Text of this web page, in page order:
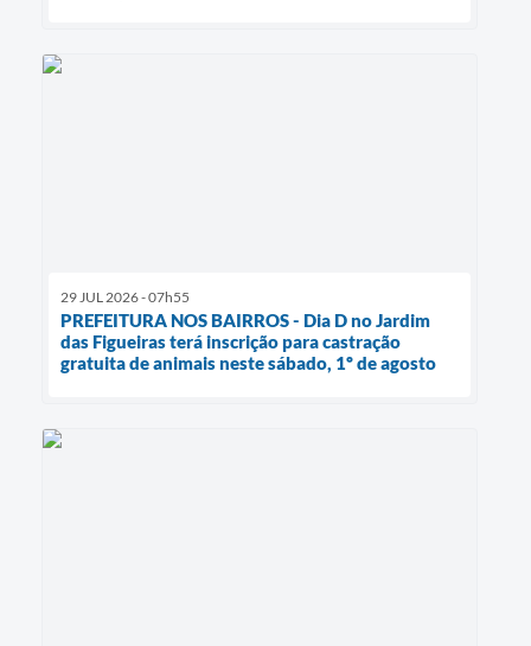
29 JUL 2026 - 07h55
PREFEITURA NOS BAIRROS - Dia D no Jardim
das Figueiras terá inscrição para castração
gratuita de animais neste sábado, 1º de agosto